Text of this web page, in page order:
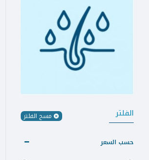
الفلتر مسح الفلتر
حسب السعر